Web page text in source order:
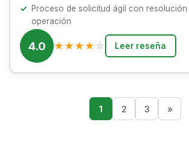
Proceso de solicitud ágil con resolución
operación
4.0 ★ ★ ★ ★ ☆ Leer reseña
1 2 3 »